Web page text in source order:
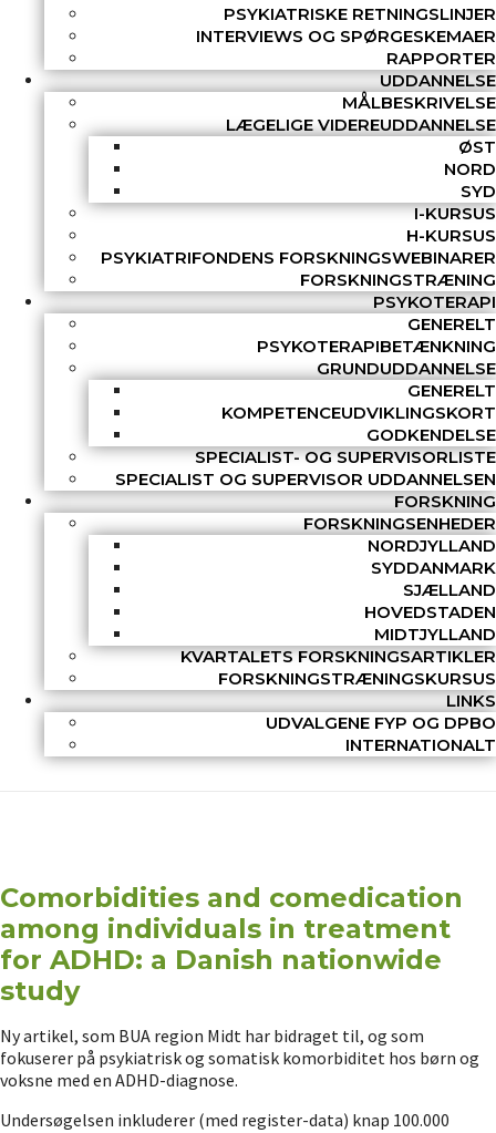
PSYKIATRISKE RETNINGSLINJER
INTERVIEWS OG SPØRGESKEMAER
RAPPORTER
UDDANNELSE
MÅLBESKRIVELSE
LÆGELIGE VIDEREUDDANNELSE
ØST
NORD
SYD
I-KURSUS
H-KURSUS
PSYKIATRIFONDENS FORSKNINGSWEBINARER
FORSKNINGSTRÆNING
PSYKOTERAPI
GENERELT
PSYKOTERAPIBETÆNKNING
GRUNDUDDANNELSE
GENERELT
KOMPETENCEUDVIKLINGSKORT
GODKENDELSE
SPECIALIST- OG SUPERVISORLISTE
SPECIALIST OG SUPERVISOR UDDANNELSEN
FORSKNING
FORSKNINGSENHEDER
NORDJYLLAND
SYDDANMARK
SJÆLLAND
HOVEDSTADEN
MIDTJYLLAND
KVARTALETS FORSKNINGSARTIKLER
FORSKNINGSTRÆNINGSKURSUS
LINKS
UDVALGENE FYP OG DPBO
INTERNATIONALT
Comorbidities and comedication
among individuals in treatment
for ADHD: a Danish nationwide
study
Ny artikel, som BUA region Midt har bidraget til, og som
fokuserer på psykiatrisk og somatisk komorbiditet hos børn og
voksne med en ADHD-diagnose.
Undersøgelsen inkluderer (med register-data) knap 100.000